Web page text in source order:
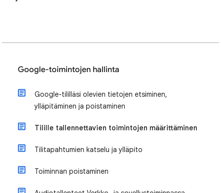
Google-toimintojen hallinta
Google-tililläsi olevien tietojen etsiminen,
ylläpitäminen ja poistaminen
Tilille tallennettavien toimintojen määrittäminen
Tilitapahtumien katselu ja ylläpito
Toiminnan poistaminen